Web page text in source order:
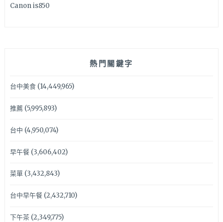
Canon is850
熱門關鍵字
台中美食(14,449,965)
推薦(5,995,893)
台中 (4,950,074)
早午餐(3,606,402)
菜單(3,432,843)
台中早午餐(2,432,710)
下午茶(2,349,775)